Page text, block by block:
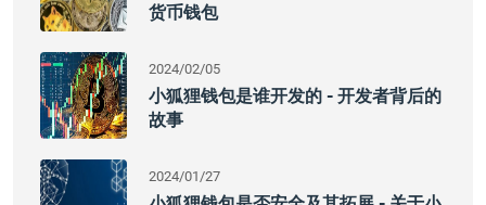
货币钱包
2024/02/05
小狐狸钱包是谁开发的 - 开发者背后的
故事
2024/01/27